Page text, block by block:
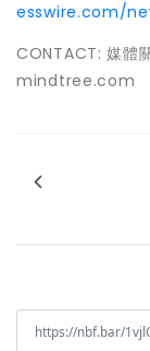
esswire.com/
CONTACT: 媒體
mindtree.com